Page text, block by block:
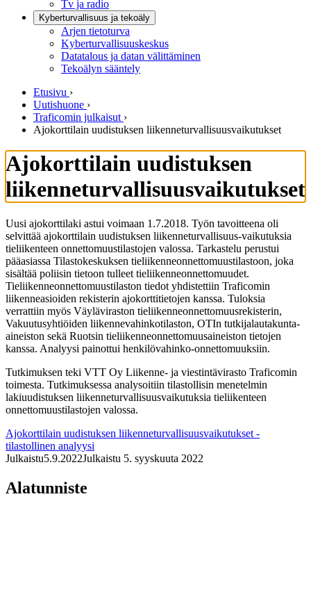
Tv ja radio
Kyberturvallisuus ja tekoäly
Arjen tietoturva
Kyberturvallisuuskeskus
Datatalous ja datan välittäminen
Tekoälyn sääntely
Etusivu ›
Uutishuone ›
Traficomin julkaisut ›
Ajokorttilain uudistuksen liikenneturvallisuusvaikutukset
Ajokorttilain uudistuksen
liikenneturvallisuusvaikutukset
Uusi ajokorttilaki astui voimaan 1.7.2018. Työn tavoitteena oli
selvittää ajokorttilain uudistuksen liikenneturvallisuus-vaikutuksia
tieliikenteen onnettomuustilastojen valossa. Tarkastelu perustui
pääasiassa Tilastokeskuksen tieliikenneonnettomuustilastoon, joka
sisältää poliisin tietoon tulleet tieliikenneonnettomuudet.
Tieliikenneonnettomuustilaston tiedot yhdistettiin Traficomin
liikenneasioiden rekisterin ajokorttitietojen kanssa. Tuloksia
verrattiin myös Väyläviraston tieliikenneonnettomuusrekisterin,
Vakuutusyhtiöiden liikennevahinkotilaston, OTIn tutkijalautakunta-
aineiston sekä Ruotsin tieliikenneonnettomuusaineiston tietojen
kanssa. Analyysi painottui henkilövahinko-onnettomuuksiin.
Tutkimuksen teki VTT Oy Liikenne- ja viestintävirasto Traficomin
toimesta. Tutkimuksessa analysoitiin tilastollisin menetelmin
lakiuudistuksen liikenneturvallisuusvaikutuksia tieliikenteen
onnettomuustilastojen valossa.
Ajokorttilain uudistuksen liikenneturvallisuusvaikutukset -
tilastollinen analyysi
Julkaistu5.9.2022Julkaistu 5. syyskuuta 2022
Alatunniste